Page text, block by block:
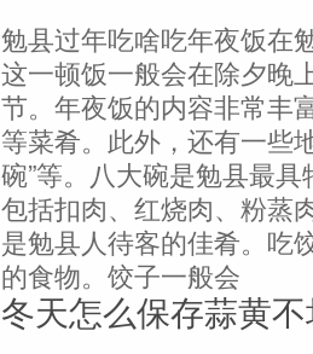
勉县过年吃啥吃年夜饭在
这一顿饭一般会在除夕晚
节。年夜饭的内容非常丰
等菜肴。此外，还有一些
碗”等。八大碗是勉县最
包括扣肉、红烧肉、粉蒸
是勉县人待客的佳肴。吃
的食物。饺子一般会
冬天怎么保存蒜黄